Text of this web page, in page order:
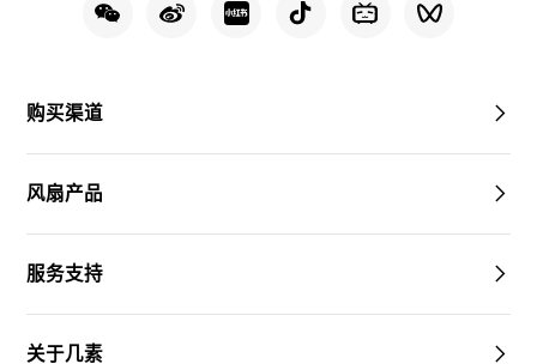
购买渠道
风扇产品
服务支持
关于几素